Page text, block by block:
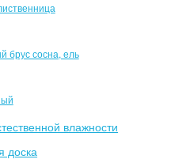
брус сосна, ель
влажности
доска